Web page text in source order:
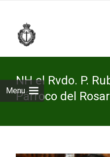
Menu
NH el Rvdo. P.
Párroco del